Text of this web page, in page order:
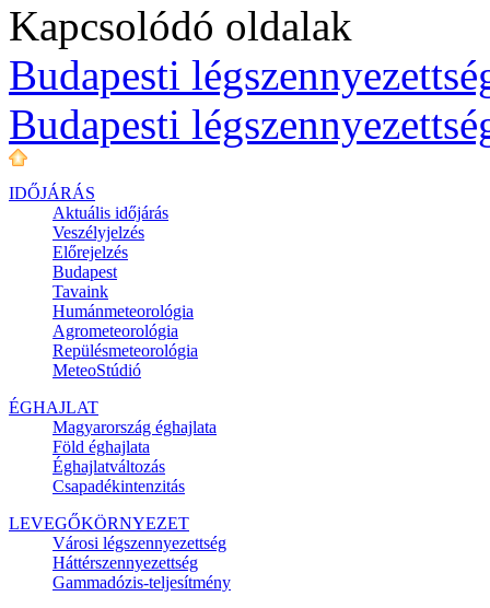
Kapcsolódó oldalak
Budapesti
Budapesti
IDŐJÁRÁS
Aktuális időjárás
Veszélyjelzés
Előrejelzés
Budapest
Tavaink
Humánmeteorológia
Agrometeorológia
Repülésmeteorológia
MeteoStúdió
ÉGHAJLAT
Magyarország éghajlata
Föld éghajlata
Éghajlatváltozás
Csapadékintenzitás
LEVEGŐKÖRNYEZET
Városi légszennyezettség
Háttérszennyezettség
Gammadózis-teljesítmény